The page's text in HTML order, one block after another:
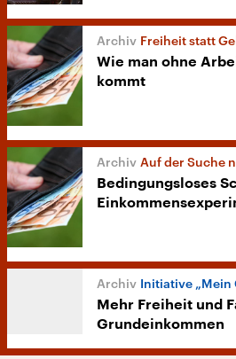
Freiheit statt
Wie man ohne
kommt
Auf der Suche
Bedingungsloses
Initiative „Mein
Mehr Freiheit und
Grundeinkommen